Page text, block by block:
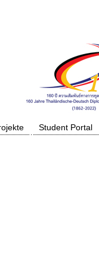
Student Portal